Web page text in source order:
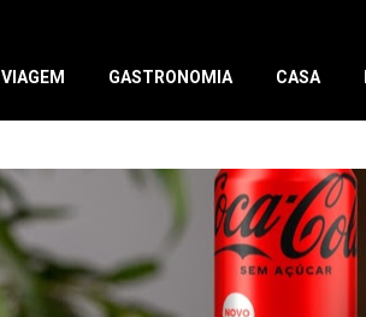
VIAGEM GASTRONOMIA CASA